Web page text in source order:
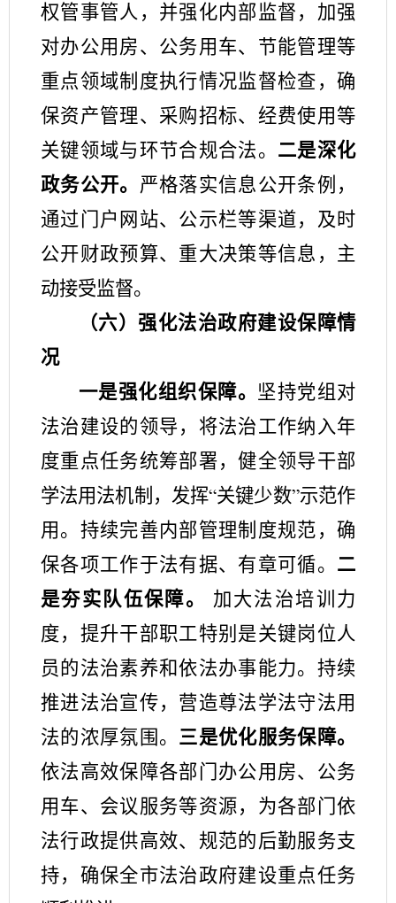
权管事管人 ，并强化内部监督，加强
对办公用房、公务用车、节能管理等
重点领域制度执行情况监督检查，确
保资产管理、采购招标、经费使用等
关键领域与环节合规合法。 二是深化
政务公开。 严格落实信息公开条例，
通过门户网站、公示栏等渠道，及时
公开财政预算、重大决策等信息 ， 主
动接受监督。
（六） 强化法治政府建设保障情
况
一是强化组织保障。 坚持党组对
法治建设的领导，将法治工作纳入年
度重点任务统筹部署，健全领导干部
学法用法机制，发挥“关键少数”示范作
用。持续完善内部管理制度规范 ，确
保各项工作于法有据、有章可循。 二
是夯实队伍保障。
加大法治培训力
度，提升干部职工特别是关键岗位人
员的法治素养和依法办事能力。 持续
推进法治宣传，营造尊法学法守法用
法的浓厚氛围。 三是优化服务保障。
依法高效保障各部门 办公用房、公务
用车、会议服务等资源，为各部门依
法行政提供高效、规范的后勤服务支
持， 确保全市法治政府建设重点任务